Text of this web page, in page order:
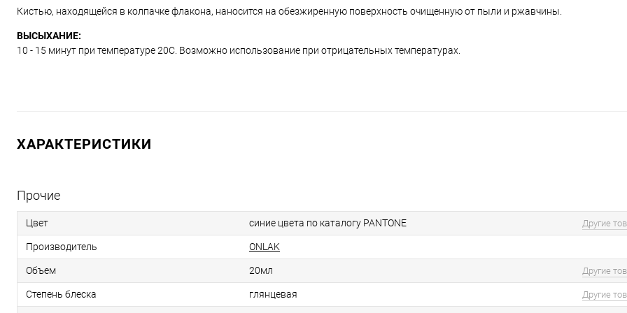
Кистью, находящейся в колпачке флакона, наносится на обезжиренную поверхность очищенную от пыли и ржавчины.
ВЫСЫХАНИЕ:
10 - 15 минут при температуре 20С. Возможно использование при отрицательных температурах.
ХАРАКТЕРИСТИКИ
Прочие
Цвет синие цвета по каталогу PANTONE Другие
Производитель ONLAK
Объем 20мл Другие
Степень блеска глянцевая Другие